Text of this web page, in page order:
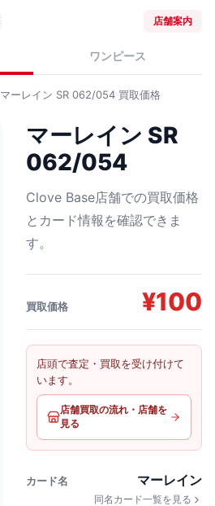
店舗案内
ワンピース
マーレイン SR 062/054 買取価格
マーレイン SR
062/054
Clove Base店舗での買取価格
とカード情報を確認できま
す。
買取価格 ¥100
店頭で査定・買取を受け付けて
います。
店舗買取の流れ・店舗を
見る
カード名 マーレイン
同名カード一覧を見る